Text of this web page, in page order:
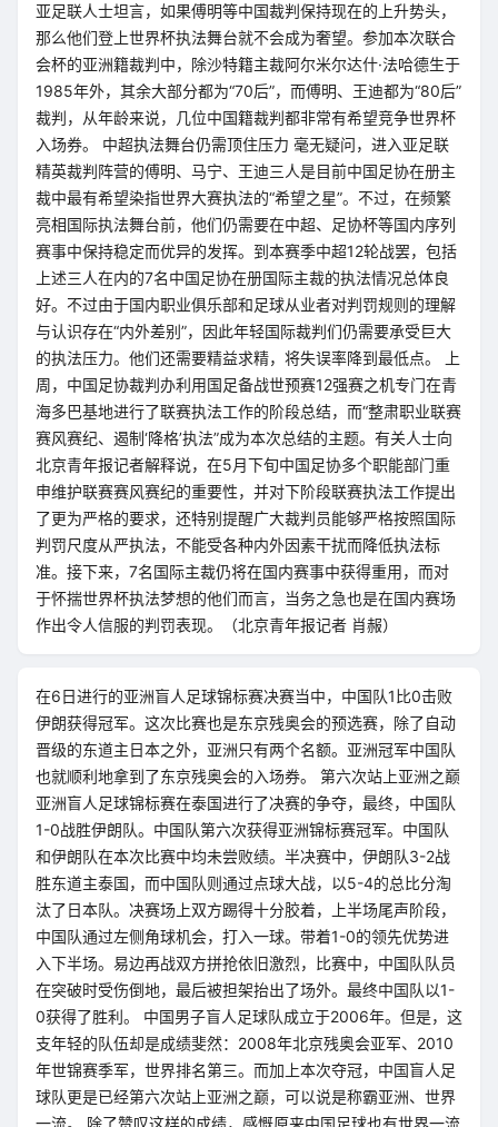
亚足联人士坦言，如果傅明等中国裁判保持现在的上升势头，
那么他们登上世界杯执法舞台就不会成为奢望。参加本次联合
会杯的亚洲籍裁判中，除沙特籍主裁阿尔米尔达什·法哈德生于
1985年外，其余大部分都为“70后”，而傅明、王迪都为“80后”
裁判，从年龄来说，几位中国籍裁判都非常有希望竞争世界杯
入场券。 中超执法舞台仍需顶住压力 毫无疑问，进入亚足联
精英裁判阵营的傅明、马宁、王迪三人是目前中国足协在册主
裁中最有希望染指世界大赛执法的“希望之星”。不过，在频繁
亮相国际执法舞台前，他们仍需要在中超、足协杯等国内序列
赛事中保持稳定而优异的发挥。到本赛季中超12轮战罢，包括
上述三人在内的7名中国足协在册国际主裁的执法情况总体良
好。不过由于国内职业俱乐部和足球从业者对判罚规则的理解
与认识存在“内外差别”，因此年轻国际裁判们仍需要承受巨大
的执法压力。他们还需要精益求精，将失误率降到最低点。 上
周，中国足协裁判办利用国足备战世预赛12强赛之机专门在青
海多巴基地进行了联赛执法工作的阶段总结，而“整肃职业联赛
赛风赛纪、遏制‘降格’执法”成为本次总结的主题。有关人士向
北京青年报记者解释说，在5月下旬中国足协多个职能部门重
申维护联赛赛风赛纪的重要性，并对下阶段联赛执法工作提出
了更为严格的要求，还特别提醒广大裁判员能够严格按照国际
判罚尺度从严执法，不能受各种内外因素干扰而降低执法标
准。接下来，7名国际主裁仍将在国内赛事中获得重用，而对
于怀揣世界杯执法梦想的他们而言，当务之急也是在国内赛场
作出令人信服的判罚表现。（北京青年报记者 肖赧）
在6日进行的亚洲盲人足球锦标赛决赛当中，中国队1比0击败
伊朗获得冠军。这次比赛也是东京残奥会的预选赛，除了自动
晋级的东道主日本之外，亚洲只有两个名额。亚洲冠军中国队
也就顺利地拿到了东京残奥会的入场券。 第六次站上亚洲之巅
亚洲盲人足球锦标赛在泰国进行了决赛的争夺，最终，中国队
1-0战胜伊朗队。中国队第六次获得亚洲锦标赛冠军。中国队
和伊朗队在本次比赛中均未尝败绩。半决赛中，伊朗队3-2战
胜东道主泰国，而中国队则通过点球大战，以5-4的总比分淘
汰了日本队。决赛场上双方踢得十分胶着，上半场尾声阶段，
中国队通过左侧角球机会，打入一球。带着1-0的领先优势进
入下半场。易边再战双方拼抢依旧激烈，比赛中，中国队队员
在突破时受伤倒地，最后被担架抬出了场外。最终中国队以1-
0获得了胜利。 中国男子盲人足球队成立于2006年。但是，这
支年轻的队伍却是成绩斐然：2008年北京残奥会亚军、2010
年世锦赛季军，世界排名第三。而加上本次夺冠，中国盲人足
球队更是已经第六次站上亚洲之巅，可以说是称霸亚洲、世界
一流。 除了赞叹这样的成绩，感慨原来中国足球也有世界一流